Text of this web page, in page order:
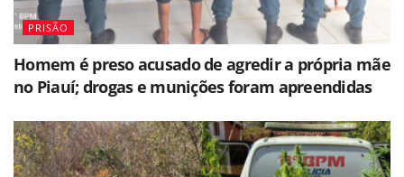
PRISÃO
Homem é preso acusado de agredir a própria mãe
no Piauí; drogas e munições foram apreendidas